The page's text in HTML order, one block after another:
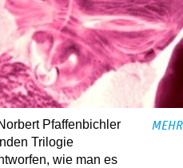
Pfaffenbichler
Trilogie
wie man es
MEHR